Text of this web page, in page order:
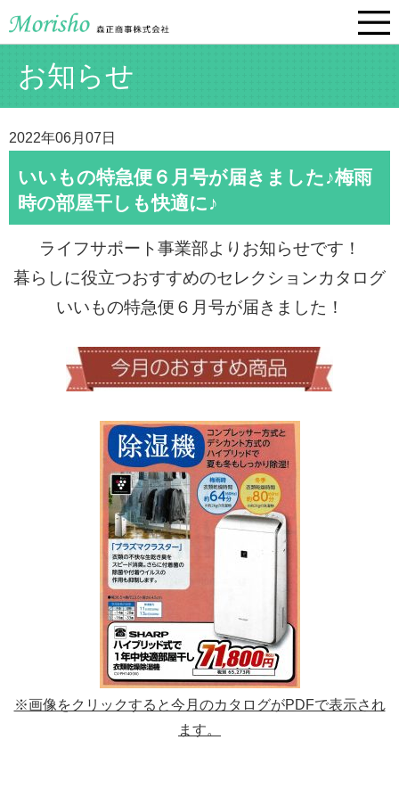
お知らせ
2022年06月07日
いいもの特急便６月号が届きました♪梅雨
時の部屋干しも快適に♪
ライフサポート事業部よりお知らせです！
暮らしに役立つおすすめのセレクションカタログ
いいもの特急便６ 月号が届きました！
※画像をクリックすると今月のカタログがPDFで表示され
ます。